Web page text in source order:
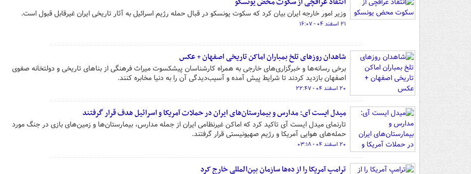
وزیر امور خارجه ایران بیان کرد که سکوت یونسکو در قبال حمله رژیم اسرائیل به آثار تاریخی ایران غیرقابل قبول است.
۲۱ اسفند ۰۴ - ۱۶:۰۷
شاهدان روزهای تلخ بمباران اماکن تاریخی اصفهان + عکس
برخی رسانه‌ها و خبرگزاری‌های خارجی به همراه کارشناسان پیشکسوت میراث فرهنگی از بناهای تاریخی و دولتخانه صفوی
اصفهان بازدید کردند تا شرایط پیش آمده و آسیب‌دیدگی آن را به دنیا مخابره کنند.
۲۰ اسفند ۰۴ - ۲۲:۴۷
میدل ایست آی: مدارس و بیمارستان‌های ایران در حملات آمریکا و اسرائیل هدف قرار گرفتند
تارنمای میدل ایست آی تاکید کرد که اماکن غیرنظامی ایران از جمله مدارس، بیمارستان‌ها و زمین‌های بازی در جنگ مورد
حمله‌های هوایی آمریکا و رژیم صهیونیستی قرار گرفتند.
۲۰ اسفند ۰۴ - ۰۳:۱۸
ترامپ آمریکا را از ده‌ها سازمان بین‌المللی خارج کرد